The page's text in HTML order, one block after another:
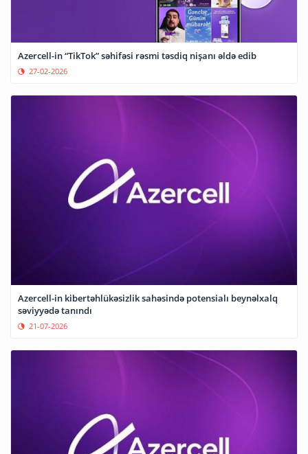
Azercell-in “TikTok” səhifəsi rəsmi təsdiq nişanı əldə edib
27-02-2026
Azercell-in kibertəhlükəsizlik sahəsində potensialı beynəlxalq
səviyyədə tanındı
21-07-2026